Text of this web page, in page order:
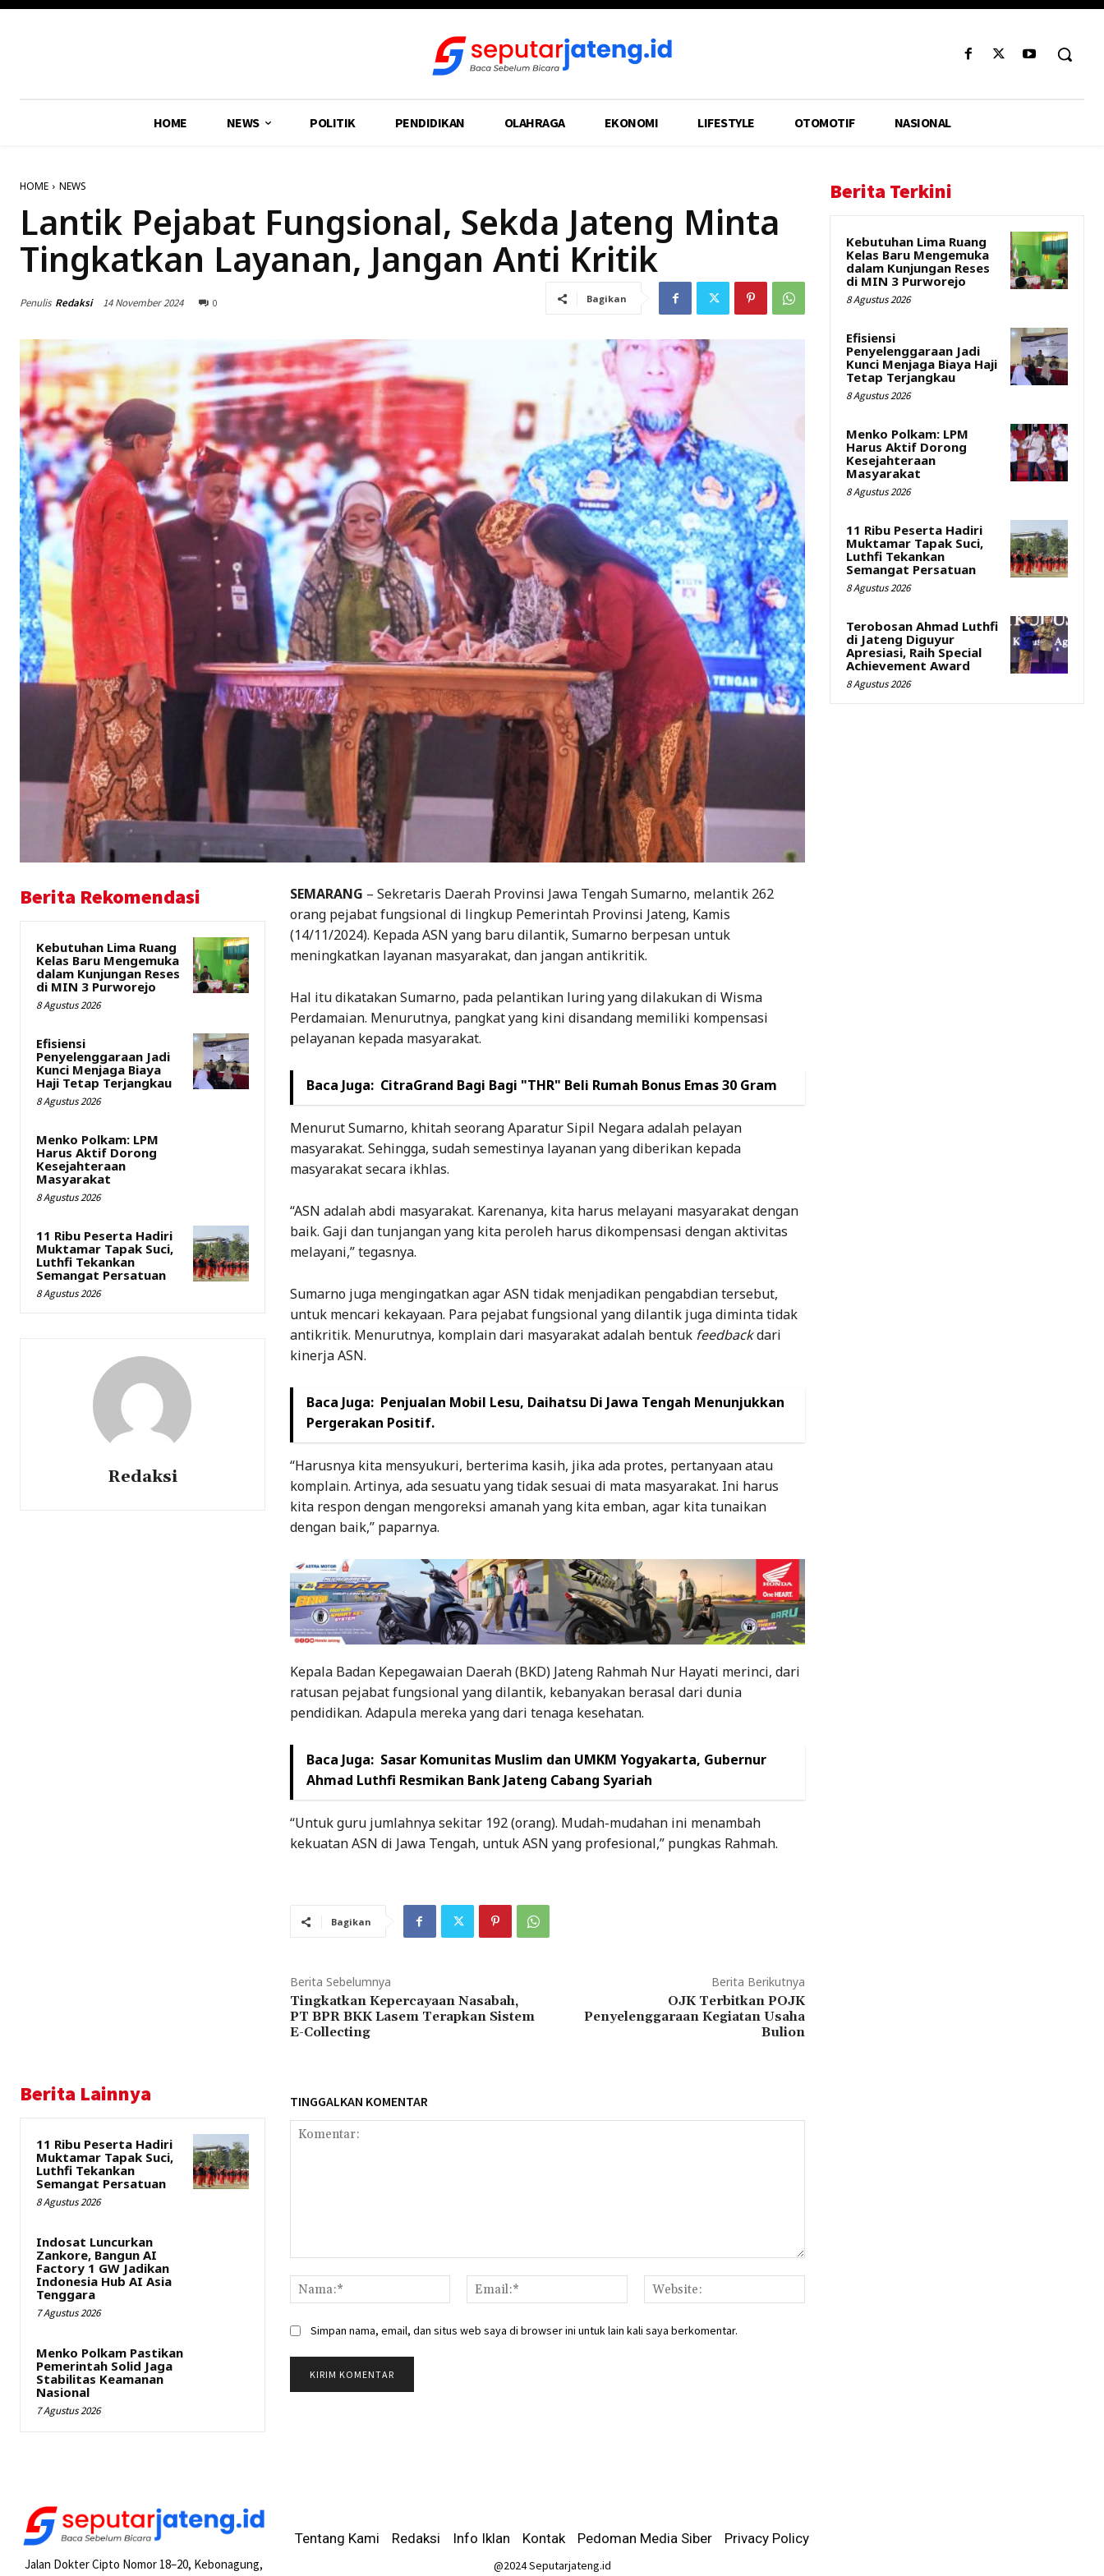
HOME NEWS POLITIK PENDIDIKAN OLAHRAGA EKONOMI LIFESTYLE OTOMOTIF NASIONAL
HOME NEWS
Lantik Pejabat Fungsional, Sekda Jateng Minta
Tingkatkan Layanan, Jangan Anti Kritik
Penulis Redaksi 14 November 2024 0 Bagikan
Berita Rekomendasi
Kebutuhan Lima Ruang
Kelas Baru Mengemuka
dalam Kunjungan Reses
di MIN 3 Purworejo
8 Agustus 2026
Efisiensi
Penyelenggaraan Jadi
Kunci Menjaga Biaya
Haji Tetap Terjangkau
8 Agustus 2026
Menko Polkam: LPM
Harus Aktif Dorong
Kesejahteraan
Masyarakat
8 Agustus 2026
11 Ribu Peserta Hadiri
Muktamar Tapak Suci,
Luthfi Tekankan
Semangat Persatuan
8 Agustus 2026
Redaksi
SEMARANG – Sekretaris Daerah Provinsi Jawa Tengah Sumarno, melantik 262
orang pejabat fungsional di lingkup Pemerintah Provinsi Jateng, Kamis
(14/11/2024). Kepada ASN yang baru dilantik, Sumarno berpesan untuk
meningkatkan layanan masyarakat, dan jangan antikritik.
Hal itu dikatakan Sumarno, pada pelantikan luring yang dilakukan di Wisma
Perdamaian. Menurutnya, pangkat yang kini disandang memiliki kompensasi
pelayanan kepada masyarakat.
Baca Juga: CitraGrand Bagi Bagi "THR" Beli Rumah Bonus Emas 30 Gram
Menurut Sumarno, khitah seorang Aparatur Sipil Negara adalah pelayan
masyarakat. Sehingga, sudah semestinya layanan yang diberikan kepada
masyarakat secara ikhlas.
“ASN adalah abdi masyarakat. Karenanya, kita harus melayani masyarakat dengan
baik. Gaji dan tunjangan yang kita peroleh harus dikompensasi dengan aktivitas
melayani,” tegasnya.
Sumarno juga mengingatkan agar ASN tidak menjadikan pengabdian tersebut,
untuk mencari kekayaan. Para pejabat fungsional yang dilantik juga diminta tidak
antikritik. Menurutnya, komplain dari masyarakat adalah bentuk feedbackdari
kinerja ASN.
Baca Juga: Penjualan Mobil Lesu, Daihatsu Di Jawa Tengah Menunjukkan
Pergerakan Positif.
“Harusnya kita mensyukuri, berterima kasih, jika ada protes, pertanyaan atau
komplain. Artinya, ada sesuatu yang tidak sesuai di mata masyarakat. Ini harus
kita respon dengan mengoreksi amanah yang kita emban, agar kita tunaikan
dengan baik,” paparnya.
Kepala Badan Kepegawaian Daerah (BKD) Jateng Rahmah Nur Hayati merinci, dari
ratusan pejabat fungsional yang dilantik, kebanyakan berasal dari dunia
pendidikan. Adapula mereka yang dari tenaga kesehatan.
Baca Juga: Sasar Komunitas Muslim dan UMKM Yogyakarta, Gubernur
Ahmad Luthfi Resmikan Bank Jateng Cabang Syariah
“Untuk guru jumlahnya sekitar 192 (orang). Mudah-mudahan ini menambah
kekuatan ASN di Jawa Tengah, untuk ASN yang profesional,” pungkas Rahmah.
Bagikan
Berita Sebelumnya
Tingkatkan Kepercayaan Nasabah,
PT BPR BKK Lasem Terapkan Sistem
E-Collecting
Berita Berikutnya
OJK Terbitkan POJK
Penyelenggaraan Kegiatan Usaha
Bulion
Berita Lainnya
11 Ribu Peserta Hadiri
Muktamar Tapak Suci,
Luthfi Tekankan
Semangat Persatuan
8 Agustus 2026
Indosat Luncurkan
Zankore, Bangun AI
Factory 1 GW Jadikan
Indonesia Hub AI Asia
Tenggara
7 Agustus 2026
Menko Polkam Pastikan
Pemerintah Solid Jaga
Stabilitas Keamanan
Nasional
7 Agustus 2026
TINGGALKAN KOMENTAR
Nama:*
Email:*
Simpan nama, email, dan situs web saya di browser ini untuk lain kali saya berkomentar.
Berita Terkini
Kebutuhan Lima Ruang
Kelas Baru Mengemuka
dalam Kunjungan Reses
di MIN 3 Purworejo
8 Agustus 2026
Efisiensi
Penyelenggaraan Jadi
Kunci Menjaga Biaya Haji
Tetap Terjangkau
8 Agustus 2026
Menko Polkam: LPM
Harus Aktif Dorong
Kesejahteraan
Masyarakat
8 Agustus 2026
11 Ribu Peserta Hadiri
Muktamar Tapak Suci,
Luthfi Tekankan
Semangat Persatuan
8 Agustus 2026
Terobosan Ahmad Luthfi
di Jateng Diguyur
Apresiasi, Raih Special
Achievement Award
8 Agustus 2026
Jalan Dokter Cipto Nomor 18–20, Kebonagung,
Tentang Kami Redaksi Info Iklan Kontak Pedoman Media Siber Privacy Policy
@2024 Seputarjateng.id